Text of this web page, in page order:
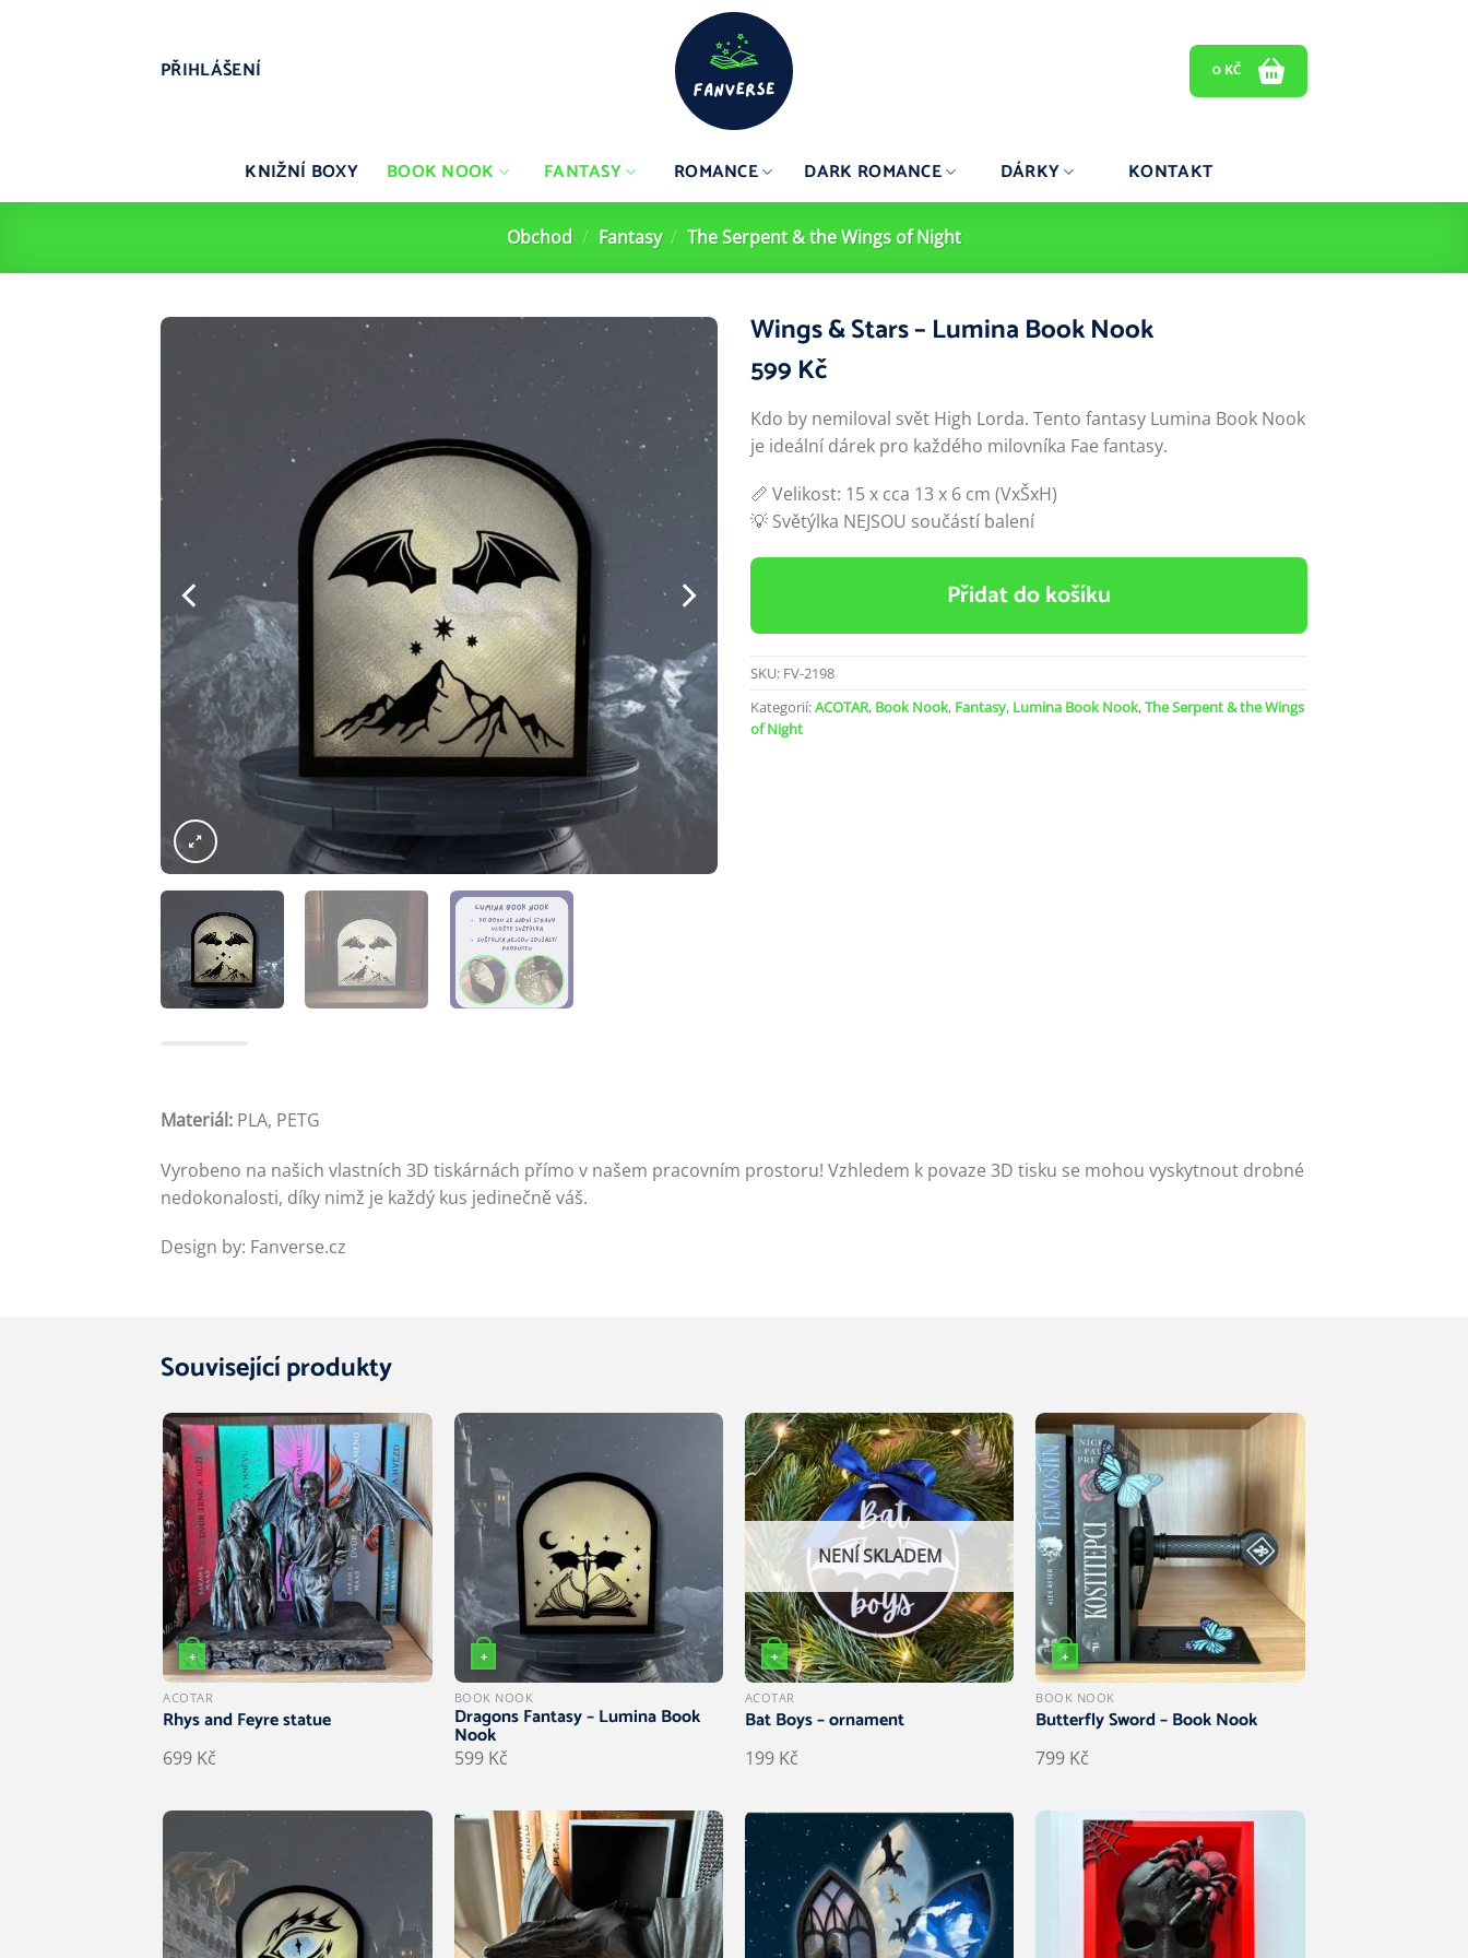
PŘIHLÁŠENÍ 0KČ
KNIŽNÍ BOXY BOOK NOOK FANTASY ROMANCE DARK ROMANCE DÁRKY KONTAKT
Obchod / Fantasy / The Serpent & the Wings of Night
Wings & Stars – Lumina Book Nook
599 Kč
Kdo by nemiloval svět High Lorda. Tento fantasy Lumina Book Nook
je ideální dárek pro každého milovníka Fae fantasy.
📏 Velikost: 15 x cca 13 x 6 cm (VxŠxH)
💡 Světýlka NEJSOU součástí balení
Přidat do košíku
SKU: FV-2198
Kategorií:ACOTAR, Book Nook, Fantasy, Lumina Book Nook,The Serpent & the Wings
of Night
Materiál: PLA, PETG
Vyrobeno na našich vlastních 3D tiskárnách přímo v našem pracovním prostoru! Vzhledem k povaze 3D tisku se mohou vyskytnout drobné
nedokonalosti, díky nimž je každý kus jedinečně váš.
Design by: Fanverse.cz
Související produkty
+
ACOTAR
Rhys and Feyre statue
699 Kč
+
BOOK NOOK
Dragons Fantasy – Lumina Book
Nook
599 Kč
+
NENÍ SKLADEM
ACOTAR
Bat Boys – ornament
199 Kč
+
BOOK NOOK
Butterfly Sword – Book Nook
799 Kč